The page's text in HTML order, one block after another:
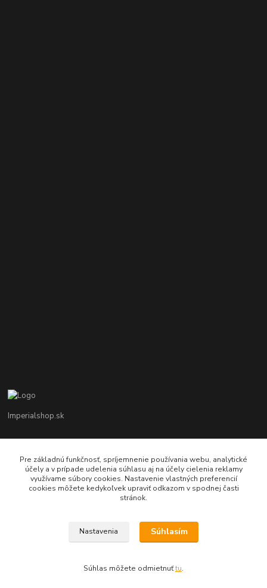
Imperialshop.sk
Pon-Pia 7 - 17 ; Sobota 8 - 12
obchod@imperialshop.sk
imperialshop.sk
Pre základnú funkčnosť, spríjemnenie používania webu, analytické
účely a v prípade udelenia súhlasu aj na účely cielenia reklamy
využívame súbory cookies. Nastavenie vlastných preferencií
cookies môžete kedykoľvek upraviť odkazom v spodnej časti
stránok.
Nastavenia Súhlasím
Súhlas môžete odmietnuťtu.